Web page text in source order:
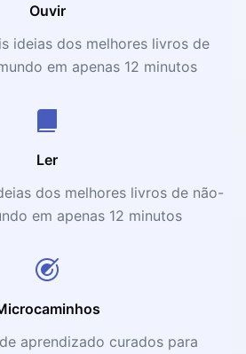
Ouvir
ideias dos melhores livros de
em apenas 12 minutos
Ler
dos melhores livros de não-
em apenas 12 minutos
aprendizado curados para